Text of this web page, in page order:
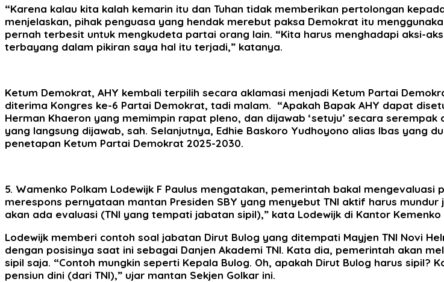
“Karena kalau kita kalah kemarin itu dan Tuhan tidak memberikan pertolongan
menjelaskan, pihak penguasa yang hendak merebut paksa Demokrat itu
pernah terbesit untuk mengkudeta partai orang lain. “Kita harus menghadapi aksi-
terbayang dalam pikiran saya hal itu terjadi,” katanya.
Ketum Demokrat, AHY kembali terpilih secara aklamasi menjadi Ketum Partai
diterima Kongres ke-6 Partai Demokrat, tadi malam. “Apakah Bapak AHY dapat
Herman Khaeron yang memimpin rapat pleno, dan dijawab ‘setuju’ secara
yang langsung dijawab, sah. Selanjutnya, Edhie Baskoro Yudhoyono alias Ibas yang
penetapan Ketum Partai Demokrat 2025-2030.
5. Wamenko Polkam Lodewijk F Paulus mengatakan, pemerintah bakal
merespons pernyataan mantan Presiden SBY yang menyebut TNI aktif harus
akan ada evaluasi (TNI yang tempati jabatan sipil),” kata Lodewijk di Kantor
Lodewijk memberi contoh soal jabatan Dirut Bulog yang ditempati Mayjen TNI Novi
dengan posisinya saat ini sebagai Danjen Akademi TNI. Kata dia, pemerintah akan
sipil saja. “Contoh mungkin seperti Kepala Bulog. Oh, apakah Dirut Bulog harus
pensiun dini (dari TNI),” ujar mantan Sekjen Golkar ini.